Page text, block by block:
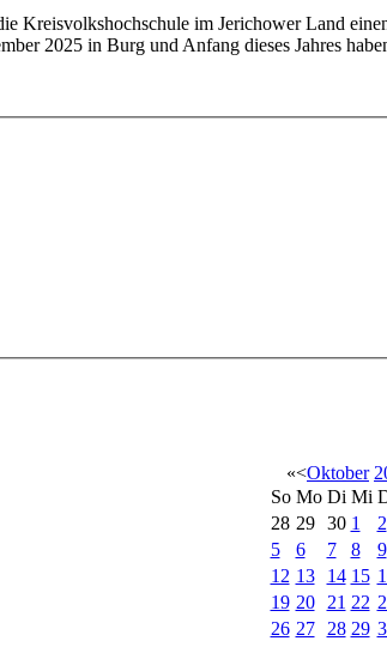
Kreisvolkshochschule im Jerichower Land
2025 in Burg und Anfang dieses Jahres
«<Oktober
So Mo Di Mi
28 29 30 1 2
5
6 7 8 9
12 13 14 15
19 20 21 22
26 27 28 29